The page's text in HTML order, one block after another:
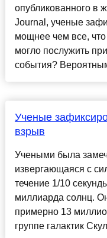
опубликованного в
Journal, ученые
мощнее чем все,
могло послужить
события?
Ученые
взрыв
Учеными была
извергающаяся с
течение 1/10
миллиарда солнц.
примерно 13
группе галактик